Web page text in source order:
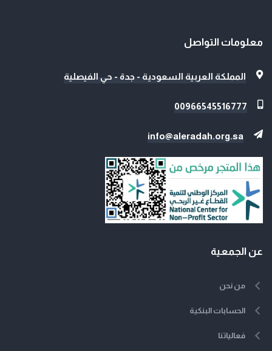
معلومات التواصل
المملكة العربية السعودية - جدة - حي الفيصلية
00966545516777
info@aleradah.org.sa
عن الجمعية
من نحن
الحسابات البنكية
فعالياتنا